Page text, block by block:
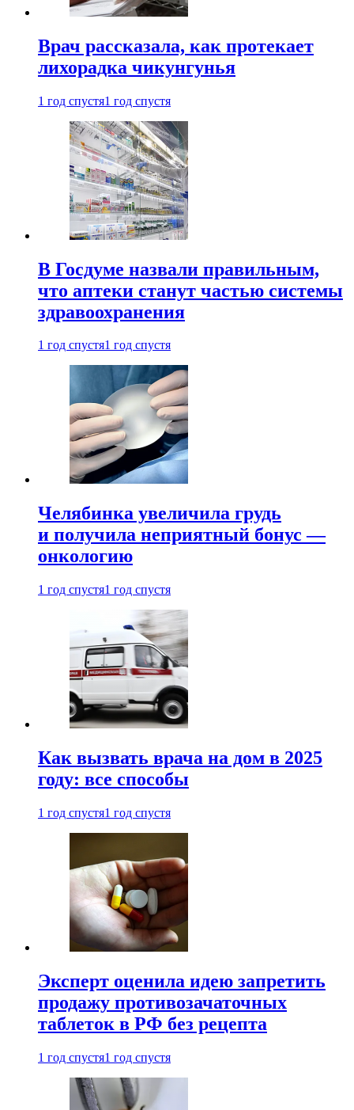
Врач рассказала, как протекает
лихорадка чикунгунья
1 год спустя1 год спустя
В Госдуме назвали правильным,
что аптеки станут частью системы
здравоохранения
1 год спустя1 год спустя
Челябинка увеличила грудь
и получила неприятный бонус —
онкологию
1 год спустя1 год спустя
Как вызвать врача на дом в 2025
году: все способы
1 год спустя1 год спустя
Эксперт оценила идею запретить
продажу противозачаточных
таблеток в РФ без рецепта
1 год спустя1 год спустя